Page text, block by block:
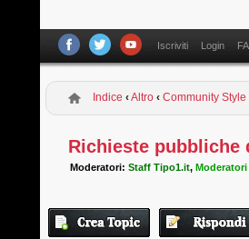
Iscriviti Login
Indice ‹Altro ‹ Community Style
Richieste pubbliche
Moderatori:Staff Tipo1.it,Moderatori